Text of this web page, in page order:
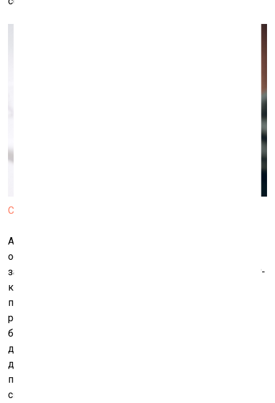
Скульптуры из проекта Blocked content. 2017
Авторы высокотехнологичного искусства просто
обязаны идти в ногу с развитием техники и
задействовать все последние новинки. Технология
QR-
кодов, казалось, уже исчерпала свои возможности –
покрытый этими узорчатыми квадратиками
российский павильон Венецианской архитектурной
биеннале 2012 года поставил на увлечении точку, и
даже в рекламных модулях коды смотрелись
дежурным признаком прогрессивности. Но случилась
пандемия, и
скоро без них нельзя будет пойти в ресторан, театр,